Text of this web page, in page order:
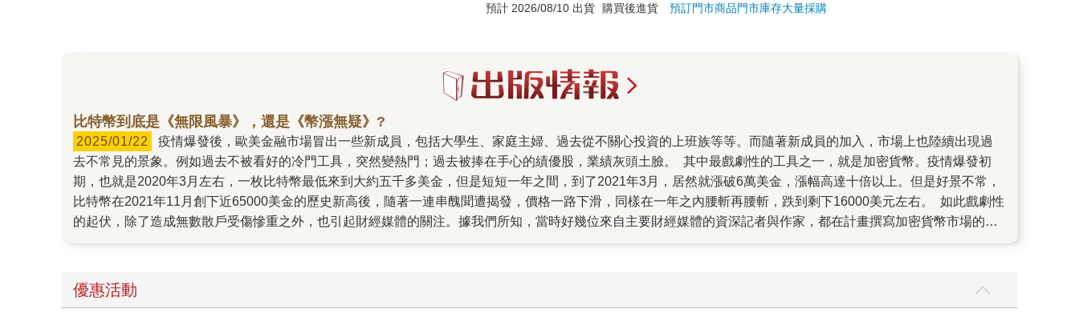
預計 2026/08/10 出貨
購買後進貨預訂門市商品門市庫存大量採購
比特幣到底是《無限風暴》，還是《幣漲無疑》?
2025/01/22
疫情爆發後，歐美金融市場冒出一些新成員，包括大學生、家庭主婦、過去從不關心投資的上班族等等。而隨著新成員的加入，市場上也陸續出現過
去不常見的景象。例如過去不被看好的冷門工具，突然變熱門；過去被捧在手心的績優股，業績灰頭土臉。 其中最戲劇性的工具之一，就是加密貨幣。疫情爆發初
期，也就是2020年3月左右，一枚比特幣最低來到大約五千多美金，但是短短一年之間，到了2021年3月，居然就漲破6萬美金，漲幅高達十倍以上。但是好景不常，
比特幣在2021年11月創下近65000美金的歷史新高後，隨著一連串醜聞遭揭發，價格一路下滑，同樣在一年之內腰斬再腰斬，跌到剩下16000美元左右。 如此戲劇性
的起伏，除了造成無數散戶受傷慘重之外，也引起財經媒體的關注。據我們所知，當時好幾位來自主要財經媒體的資深記者與作家，都在計畫撰寫加密貨幣市場的
寫作計畫也因此曝光。最後完成的《無限風暴》也沒讓讀者失望，很快就成為暢銷書。 而與麥可同時進行中的另一位作者，是Bloomberg資深調查記者Zeke Faux。
當時他目睹了加密貨幣市場的瘋狂行情，身邊的朋友一個一個在疫情期間在百般無聊的生活中，被加密貨幣的廣告吸引，進而投入買進各種各樣的加密貨幣。這些貨
優惠活動